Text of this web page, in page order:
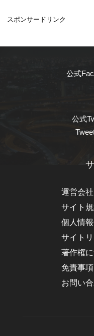
スポンサードリンク
公式
公式
運営会社
サイト
個人情
サイト
著作権
免責事
お問い